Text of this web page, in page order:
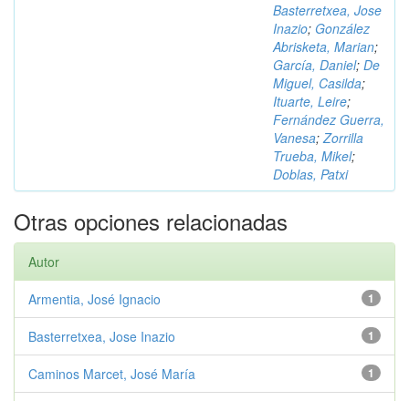
Basterretxea, Jose
Inazio; González
Abrisketa, Marian;
García, Daniel; De
Miguel, Casilda;
Ituarte, Leire;
Fernández Guerra,
Vanesa;Zorrilla
Trueba, Mikel;
Doblas, Patxi
Otras opciones relacionadas
Autor
1
Armentia, José Ignacio
1
Basterretxea, Jose Inazio
1
Caminos Marcet, José María